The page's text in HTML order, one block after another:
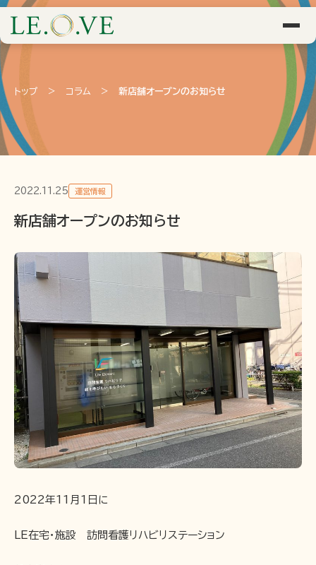
トップ > コラム > 新店舗オープンのお知らせ
2022.11.25 運営情報
新店舗オープンのお知らせ
2022年11月1日に
LE在宅・施設 訪問看護リハビリステーション